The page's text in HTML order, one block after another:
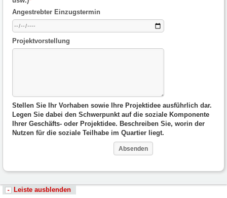
Angestrebter Einzugstermin
Projektvorstellung
Stellen Sie Ihr Vorhaben sowie Ihre Projektidee ausführlich dar.
Legen Sie dabei den Schwerpunkt auf die soziale Komponente
Ihrer Geschäfts- oder Projektidee. Beschreiben Sie, worin der
Nutzen für die soziale Teilhabe im Quartier liegt.
Leiste ausblenden